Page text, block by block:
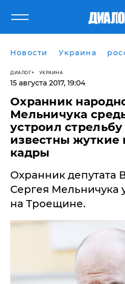
Новости Украина
ДИАЛОГ УКРАИНА
15 августа 2017, 19:04
Охранник
Мельничука
устроил
известны жуткие
кадры
Охранник депутата
Сергея Мельничука
на Троещине.